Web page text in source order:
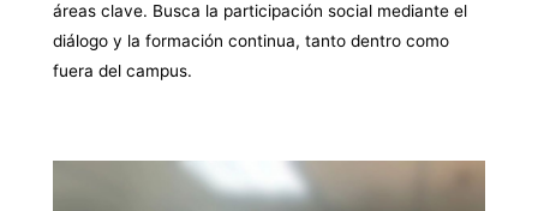
áreas clave. Busca la participación social mediante el
diálogo y la formación continua, tanto dentro como
fuera del campus.